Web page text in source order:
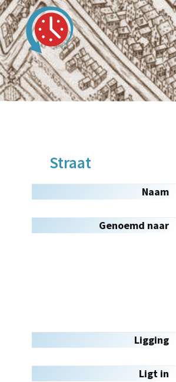
Straat
Naam
Genoemd naar
Ligging
Ligt in